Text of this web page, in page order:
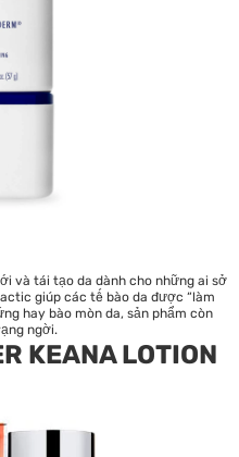
và tái tạo da dành cho những ai sở
giúp các tế bào da được “làm
hay bào mòn da, sản phẩm còn
ngời.
KEANA LOTION